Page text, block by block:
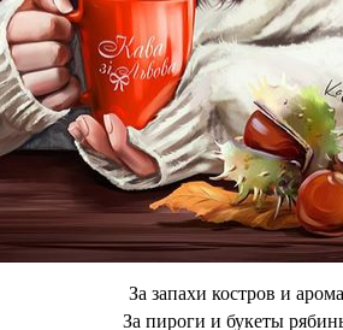
За запахи костров и
За пироги и букеты